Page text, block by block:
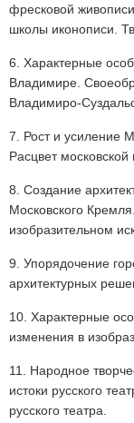
фресковой
школы иконописи.
6. Характерные
Владимире.
Владимиро-
7. Рост и усиление
Расцвет
8. Создание
Московского
изобразительном
9. Упорядочение
архитектурных
10. Характерные
изменения в
11. Народное
истоки русского
русского театра.